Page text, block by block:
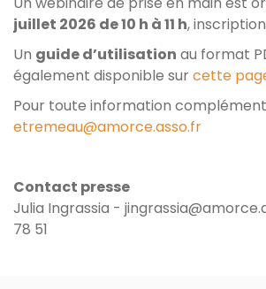
juillet 2026 de 10 h à 11 h,
Un guide d’utilisation au format
également disponible surcette
Pour toute information
etremeau@amorce.asso.fr
Contact presse
Julia Ingrassia -
78 51